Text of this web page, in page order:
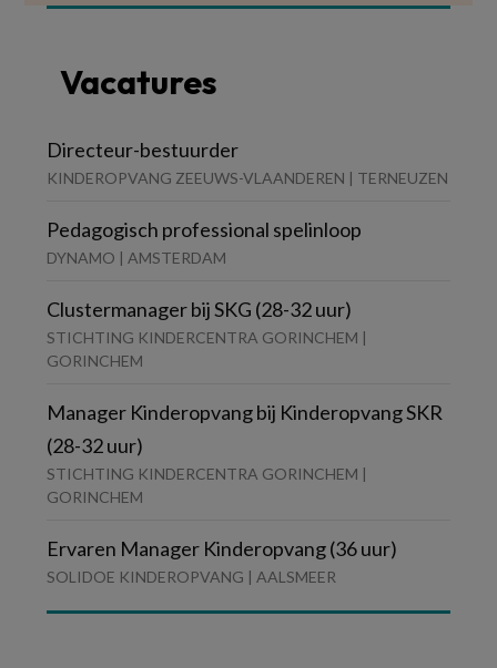
Vacatures
Directeur-bestuurder
KINDEROPVANG ZEEUWS-VLAANDEREN | TERNEUZEN
Pedagogisch professional spelinloop
DYNAMO | AMSTERDAM
Clustermanager bij SKG (28-32 uur)
STICHTING KINDERCENTRA GORINCHEM |
GORINCHEM
Manager Kinderopvang bij Kinderopvang SKR
(28-32 uur)
STICHTING KINDERCENTRA GORINCHEM |
GORINCHEM
Ervaren Manager Kinderopvang (36 uur)
SOLIDOE KINDEROPVANG | AALSMEER